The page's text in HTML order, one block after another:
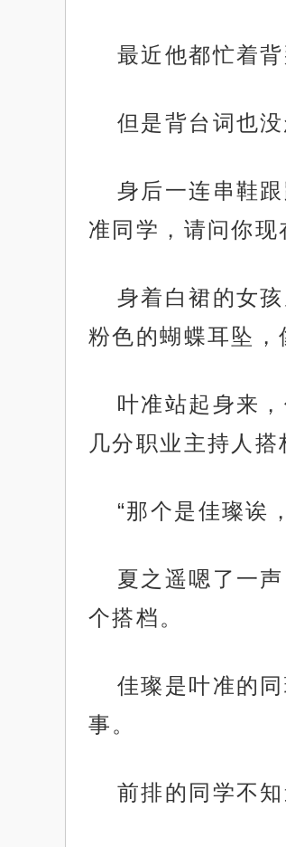
最近他都忙着
但是背台词也
身后一连串鞋
准同学，请问你现
身着白裙的女
粉色的蝴蝶耳坠，
叶准站起身来
几分职业主持人搭
“那个是佳璨诶
夏之遥嗯了一
个搭档。
佳璨是叶准的
事。
前排的同学不